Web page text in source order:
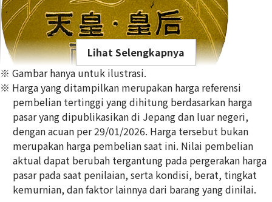
24K Gold (K24) Golden Wedding Commemorative Gold
the Emperor and Empress
26g
Referensi Harga Buyback
Rp 77.473.344
Lihat Selengkapnya
※ Gambar hanya untuk ilustrasi.
※ Harga yang ditampilkan merupakan harga referensi
pembelian tertinggi yang dihitung berdasarkan harga
pasar yang dipublikasikan di Jepang dan luar negeri,
dengan acuan per 29/01/2026. Harga tersebut bukan
merupakan harga pembelian saat ini. Nilai pembelian
aktual dapat berubah tergantung pada pergerakan harga
pasar pada saat penilaian, serta kondisi, berat, tingkat
kemurnian, dan faktor lainnya dari barang yang dinilai.